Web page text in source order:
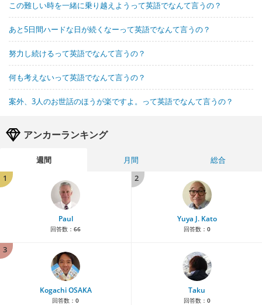
この難しい時を一緒に乗り越えようって英語でなんて言うの？
あと5日間ハードな日が続くなーって英語でなんて言うの？
努力し続けるって英語でなんて言うの？
何も考えないって英語でなんて言うの？
案外、3人のお世話のほうが楽ですよ。って英語でなんて言うの？
アンカーランキング
週間 月間
総合
1
Paul
回答数： 66
2
Yuya J. Kato
回答数： 0
3
Kogachi OSAKA
回答数： 0
Taku
回答数： 0